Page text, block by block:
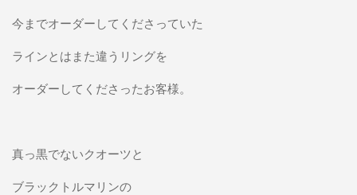
今までオーダーしてくださっていた
ラインとはまた違うリングを
オーダーしてくださったお客様。
真っ黒でないクオーツと
ブラックトルマリンの